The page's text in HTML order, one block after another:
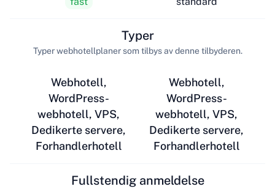
Webhotell,
WordPress-
webhotell, VPS,
Dedikerte servere,
Forhandlerhotell
Typer
Typer webhotellplaner som tilbys av denne tilbyderen.
Webhotell,
WordPress-
webhotell, VPS,
Dedikerte servere,
Forhandlerhotell
Fullstendig anmeldelse